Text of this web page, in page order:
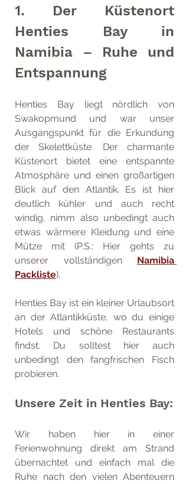
1. Der Küstenort
Henties Bay in
Namibia – Ruhe und
Entspannung
Henties Bay liegt nördlich von
Swakopmund und war unser
Ausgangspunkt für die Erkundung
der Skelettküste. Der charmante
Küstenort bietet eine entspannte
Atmosphäre und einen großartigen
Blick auf den Atlantik. Es ist hier
deutlich kühler und auch recht
windig, nimm also unbedingt auch
etwas wärmere Kleidung und eine
Mütze mit (P.S.: Hier gehts zu
unserer vollständigen Namibia
Packliste).
Henties Bay ist ein kleiner Urlaubsort
an der Atlantikküste, wo du einige
Hotels und schöne Restaurants
findst. Du solltest hier auch
unbedingt den fangfrischen Fisch
probieren.
Unsere Zeit in Henties Bay:
Wir haben hier in einer
Ferienwohnung direkt am Strand
übernachtet und einfach mal die
Ruhe nach den vielen Abenteuern